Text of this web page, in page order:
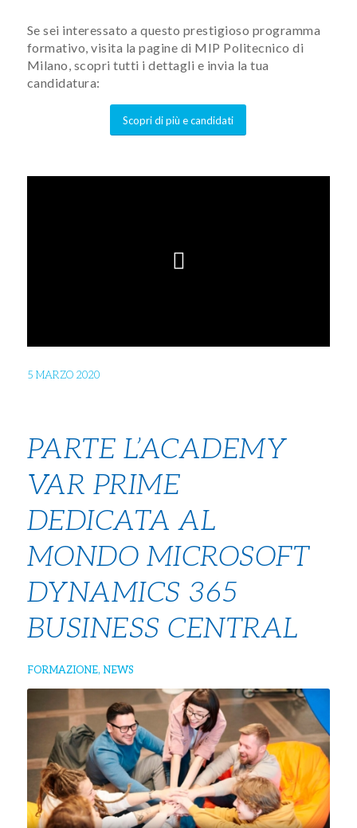
Se sei interessato a questo prestigioso programma
formativo, visita la pagine di MIP Politecnico di
Milano, scopri tutti i dettagli e invia la tua
candidatura:
Scopri di più e candidati
5 MARZO 2020
PARTE L’ACADEMY
VAR PRIME
DEDICATA AL
MONDO MICROSOFT
DYNAMICS 365
BUSINESS CENTRAL
FORMAZIONE, NEWS